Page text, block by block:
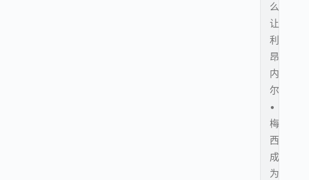
么
让
利
昂
内
尔
•
梅
西
成
为